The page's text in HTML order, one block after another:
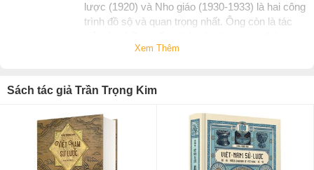
lược (1920) và Nho giáo (1930-1933) là hai công
trình đồ sộ và quan trọng nhất. Ông còn là tác
như Sơ học luân lý (1914), Sư phạm khoa yếu
Kỷ), Phật lục (1940), Việt Nam văn phạm (1940,
cơn gió bụi (1949-1969), v.v.
Trần Trọng Kim còn là một chính trị gia, một nhà
giáo mẫu mực, có uy tín trong xã hội. Cuộc đời
Xem Thêm
Sách tác giả Trần Trọng Kim